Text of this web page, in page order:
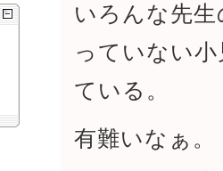
いろんな先
っていない
ている。
有難いなぁ。